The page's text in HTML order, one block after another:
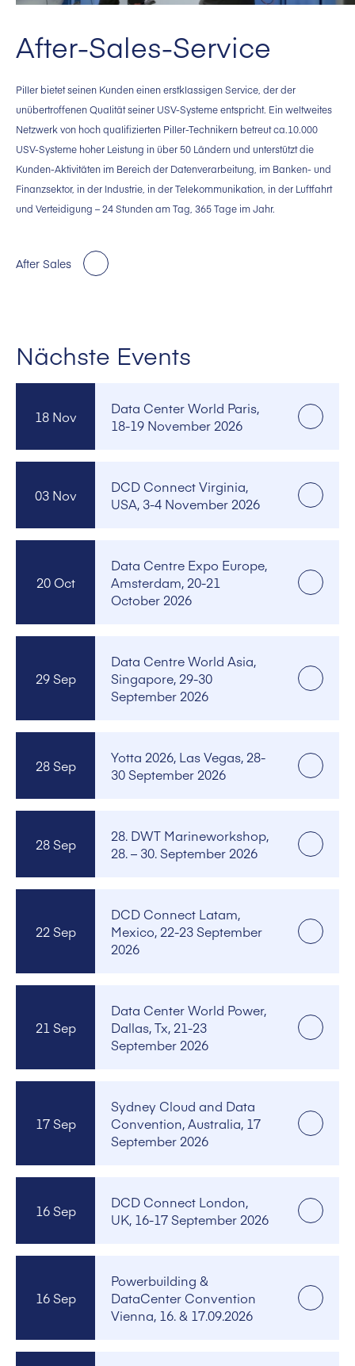
After-Sales-Service
Piller bietet seinen Kunden einen erstklassigen Service, der der
unübertroffenen Qualität seiner USV-Systeme entspricht. Ein weltweites
Netzwerk von hoch qualifizierten Piller-Technikern betreut ca.10.000
USV-Systeme hoher Leistung in über 50 Ländern und unterstützt die
Kunden-Aktivitäten im Bereich der Datenverarbeitung, im Banken- und
Finanzsektor, in der Industrie, in der Telekommunikation, in der Luftfahrt
und Verteidigung – 24 Stunden am Tag, 365 Tage im Jahr.
After Sales
Nächste Events
18 Nov
Data Center World Paris,
18-19 November 2026
03 Nov
DCD Connect Virginia,
USA, 3-4 November 2026
20 Oct
Data Centre Expo Europe,
Amsterdam, 20-21
October 2026
29 Sep
Data Centre World Asia,
Singapore, 29-30
September 2026
28 Sep
Yotta 2026, Las Vegas, 28-
30 September 2026
28 Sep
28. DWT Marineworkshop,
28. – 30. September 2026
22 Sep
DCD Connect Latam,
Mexico, 22-23 September
2026
21 Sep
Data Center World Power,
Dallas, Tx, 21-23
September 2026
17 Sep
Sydney Cloud and Data
Convention, Australia, 17
September 2026
16 Sep
DCD Connect London,
UK, 16-17 September 2026
16 Sep
Powerbuilding &
DataCenter Convention
Vienna, 16. & 17.09.2026